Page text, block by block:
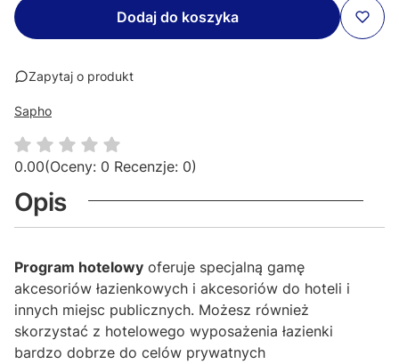
Dodaj do koszyka
Zapytaj o produkt
Sapho
0.00(Oceny: 0 Recenzje: 0)
Opis
Program hotelowy oferuje specjalną gamę
akcesoriów łazienkowych i akcesoriów do hoteli i
innych miejsc publicznych. Możesz również
skorzystać z hotelowego wyposażenia łazienki
bardzo dobrze do celów prywatnych